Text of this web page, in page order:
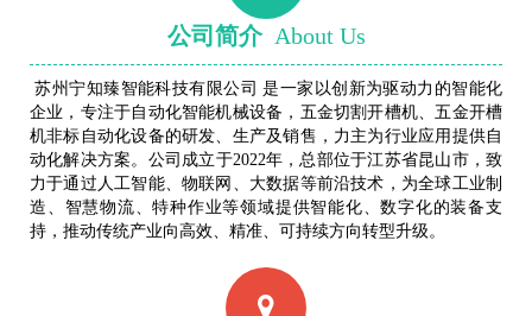
公司简介 About Us
苏州宁知臻智能科技有限公司 是一家以创新为驱动力的智能化
企业，专注于自动化智能机械设备，五金切割开槽机、五金开槽
机非标自动化设备的研发、生产及销售，力主为行业应用提供自
动化解决方案。公司成立于2022年，总部位于江苏省昆山市，致
力于通过人工智能、物联网、大数据等前沿技术，为全球工业制
造、智慧物流、特种作业等领域提供智能化、数字化的装备支
持，推动传统产业向高效、精准、可持续方向转型升级。